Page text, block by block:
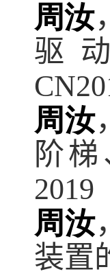
周汝，
驱
周汝
阶
2019
周汝
装置